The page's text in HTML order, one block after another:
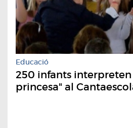
Educació
250 infants
princesa" al